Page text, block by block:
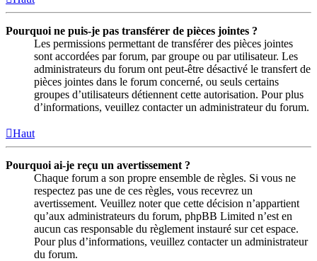
Pourquoi ne puis-je pas transférer de pièces jointes ?
Les permissions permettant de transférer des pièces jointes
sont accordées par forum, par groupe ou par utilisateur. Les
administrateurs du forum ont peut-être désactivé le transfert de
pièces jointes dans le forum concerné, ou seuls certains
groupes d’utilisateurs détiennent cette autorisation. Pour plus
d’informations, veuillez contacter un administrateur du forum.
Haut
Pourquoi ai-je reçu un avertissement ?
Chaque forum a son propre ensemble de règles. Si vous ne
respectez pas une de ces règles, vous recevrez un
avertissement. Veuillez noter que cette décision n’appartient
qu’aux administrateurs du forum, phpBB Limited n’est en
aucun cas responsable du règlement instauré sur cet espace.
Pour plus d’informations, veuillez contacter un administrateur
du forum.